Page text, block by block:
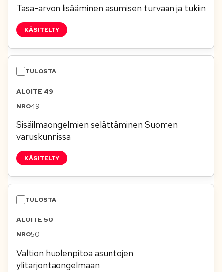
Tasa-arvon lisääminen asumisen turvaan ja tukiin
KÄSITELTY
ALOITE 49
49
Sisäilmaongelmien selättäminen Suomen
varuskunnissa
KÄSITELTY
ALOITE 50
50
Valtion huolenpitoa asuntojen
ylitarjontaongelmaan